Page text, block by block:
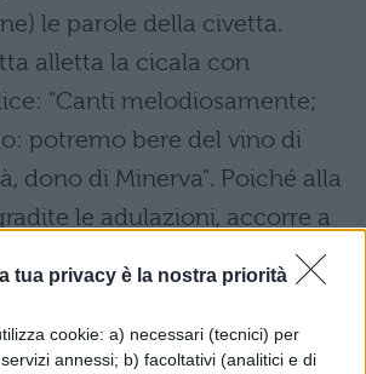
tua privacy è la nostra priorità
cookie: a) necessari (tecnici) per
annessi; b) facoltativi (analitici e di
le parole della civetta.
alletta la cicala con
"Canti melodiosamente;
potremo bere del vino di
dono di Minerva". Poiché alla
le adulazioni, accorre a
(/impulsivamente);
salta fuori dalla tana e uccide